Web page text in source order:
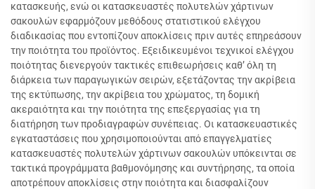
κατασκευής, ενώ οι κατασκευαστές πολυτελών χάρτινων
σακουλών εφαρμόζουν μεθόδους στατιστικού ελέγχου
διαδικασίας που εντοπίζουν αποκλίσεις πριν αυτές επηρεάσουν
την ποιότητα του προϊόντος. Εξειδικευμένοι τεχνικοί ελέγχου
ποιότητας διενεργούν τακτικές επιθεωρήσεις καθ’ όλη τη
διάρκεια των παραγωγικών σειρών, εξετάζοντας την ακρίβεια
της εκτύπωσης, την ακρίβεια του χρώματος, τη δομική
ακεραιότητα και την ποιότητα της επεξεργασίας για τη
διατήρηση των προδιαγραφών συνέπειας. Οι κατασκευαστικές
εγκαταστάσεις που χρησιμοποιούνται από επαγγελματίες
κατασκευαστές πολυτελών χάρτινων σακουλών υπόκεινται σε
τακτικά προγράμματα βαθμονόμησης και συντήρησης, τα οποία
αποτρέπουν αποκλίσεις στην ποιότητα και διασφαλίζουν